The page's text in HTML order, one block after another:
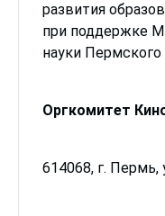
развития
при поддержке
науки Пермского
Оргкомитет
614068, г. Пермь,